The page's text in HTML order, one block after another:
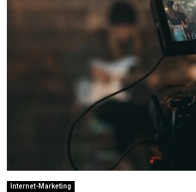
Internet-Marketing